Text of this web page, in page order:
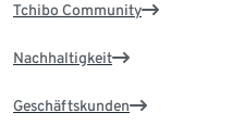
Tchibo Community
Nachhaltigkeit
Geschäftskunden